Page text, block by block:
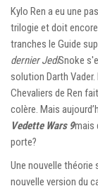
Kylo Ren a eu une
trilogie et doit
tranches le Guide
dernier JediSnoke
solution Darth
Chevaliers de Ren
colère. Mais
Vedette Wars 9mais
porte?
Une nouvelle théorie
nouvelle version du